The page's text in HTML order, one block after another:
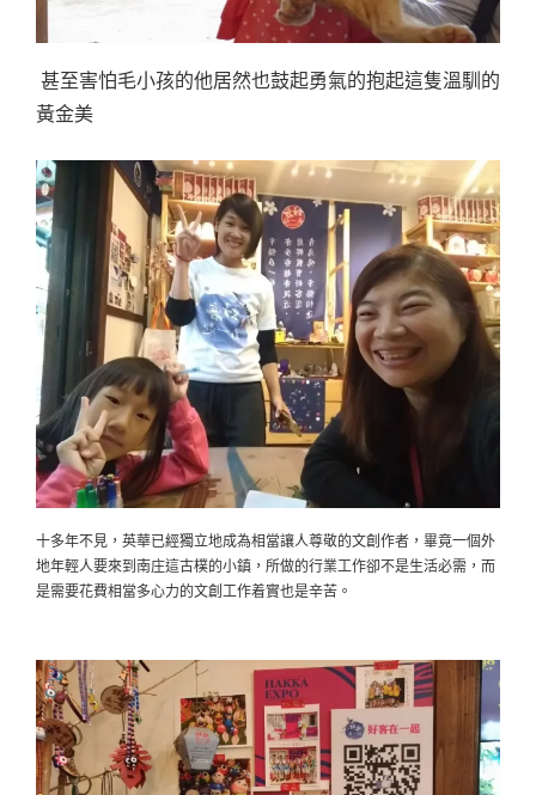
甚至害怕毛小孩的他居然也鼓起勇氣的抱起這隻溫馴的
黃金美
十多年不見，英華已經獨立地成為相當讓人尊敬的文創作者，畢竟一個外
地年輕人要來到南庄這古樸的小鎮，所做的行業工作卻不是生活必需，而
是需要花費相當多心力的文創工作着實也是辛苦。